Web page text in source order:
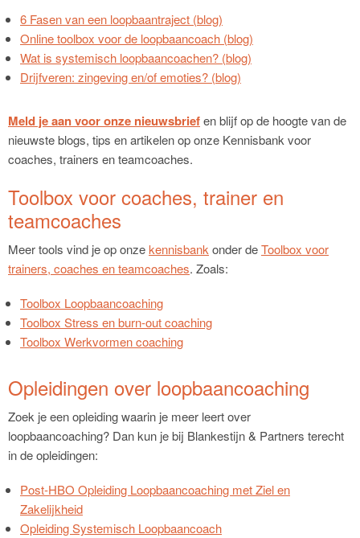
6 Fasen van een loopbaantraject (blog)
Online toolbox voor de loopbaancoach (blog)
Wat is systemisch loopbaancoachen? (blog)
Drijfveren: zingeving en/of emoties? (blog)
Meld je aan voor onze nieuwsbriefen blijf op de hoogte van de
nieuwste blogs, tips en artikelen op onze Kennisbank voor
coaches, trainers en teamcoaches.
Toolbox voor coaches, trainer en
teamcoaches
Meer tools vind je op onzekennisbank onder deToolbox voor
trainers, coaches en teamcoaches. Zoals:
Toolbox Loopbaancoaching
Toolbox Stress en burn-out coaching
Toolbox Werkvormen coaching
Opleidingen over loopbaancoaching
Zoek je een opleiding waarin je meer leert over
loopbaancoaching? Dan kun je bij Blankestijn & Partners terecht
in de opleidingen:
Post-HBO Opleiding Loopbaancoaching met Ziel en
Zakelijkheid
Opleiding Systemisch Loopbaancoach